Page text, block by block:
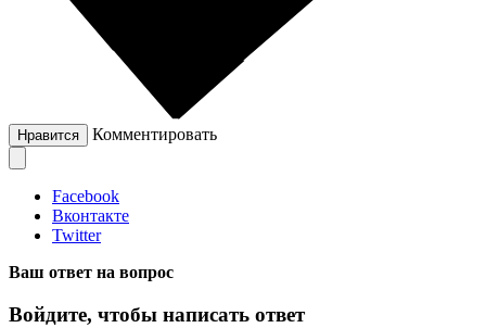
Нравится Комментировать
Facebook
Вконтакте
Twitter
Ваш ответ на вопрос
Войдите, чтобы написать ответ